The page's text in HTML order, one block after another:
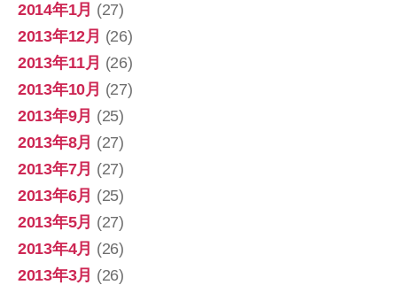
2014年1月 (27)
2013年12月 (26)
2013年11月 (26)
2013年10月 (27)
2013年9月 (25)
2013年8月 (27)
2013年7月 (27)
2013年6月 (25)
2013年5月 (27)
2013年4月 (26)
2013年3月 (26)